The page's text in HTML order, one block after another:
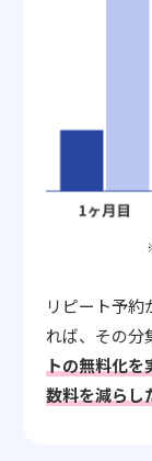
リピート予
れば、その分
トの無料化を
数料を減らし